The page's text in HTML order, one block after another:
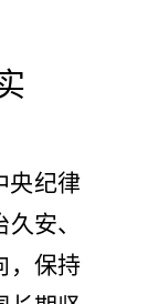
央纪律
安、
，保持